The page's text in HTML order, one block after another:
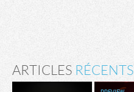
ARTICLES RÉCENTS